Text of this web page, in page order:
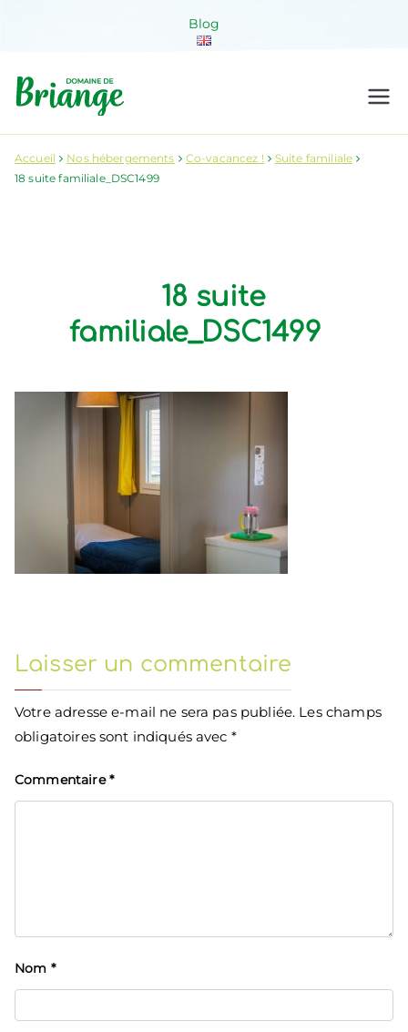
Blog
Briange
Accueil Nos hébergements Co-vacancez !
Suite familiale
18 suite familiale_DSC1499
18 suite
familiale_DSC1499
Laisser un commentaire
Votre adresse e-mail ne sera pas publiée. Les champs
obligatoires sont indiqués avec *
Commentaire*
Nom *